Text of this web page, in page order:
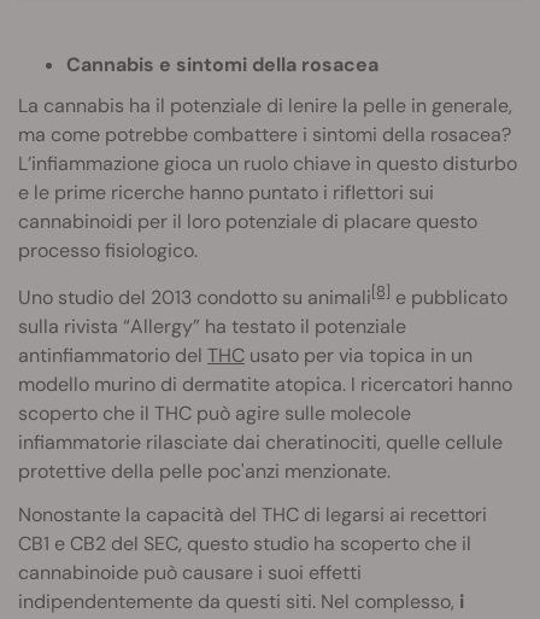
Cannabis e sintomi della rosacea
La cannabis ha il potenziale di lenire la pelle in generale,
ma come potrebbe combattere i sintomi della rosacea?
L’infiammazione gioca un ruolo chiave in questo disturbo
e le prime ricerche hanno puntato i riflettori sui
cannabinoidi per il loro potenziale di placare questo
processo fisiologico.
Uno studio del 2013 condotto su animali[8] e pubblicato
sulla rivista “Allergy” ha testato il potenziale
antinfiammatorio del THC usato per via topica in un
modello murino di dermatite atopica. I ricercatori hanno
scoperto che il THC può agire sulle molecole
infiammatorie rilasciate dai cheratinociti, quelle cellule
protettive della pelle poc'anzi menzionate.
Nonostante la capacità del THC di legarsi ai recettori
CB1 e CB2 del SEC, questo studio ha scoperto che il
cannabinoide può causare i suoi effetti
indipendentemente da questi siti. Nel complesso, i